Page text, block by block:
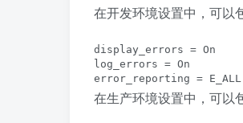
在开发环境设置中，可以
display_errors = On
log_errors = On
error_reporting = E_ALL
在生产环境设置中，可以